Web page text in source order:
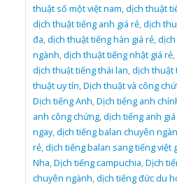
thuật số một việt nam,dịch thuật
dịch thuật tiếng anh giá rẻ,dịch
đa,dịch thuật tiếng hàn giá rẻ,
ngành,dịch thuật tiếng nhật giá rẻ,
dịch thuật tiếng thái lan,dịch thuật
thuật uy tín,Dịch thuật và công
Dịch tiếng Anh,Dịch tiếng anh
anh công chứng,dịch tiếng anh
ngay,dịch tiếng balan chuyên
rẻ,dịch tiếng balan sang tiếng việt
Nha,Dịch tiếng campuchia,Dịch
chuyên ngành,dịch tiếng đức du